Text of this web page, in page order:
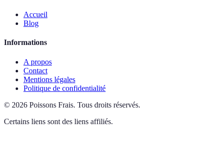
Accueil
Blog
Informations
A propos
Contact
Mentions légales
Politique de confidentialité
© 2026 Poissons Frais. Tous droits réservés.
Certains liens sont des liens affiliés.